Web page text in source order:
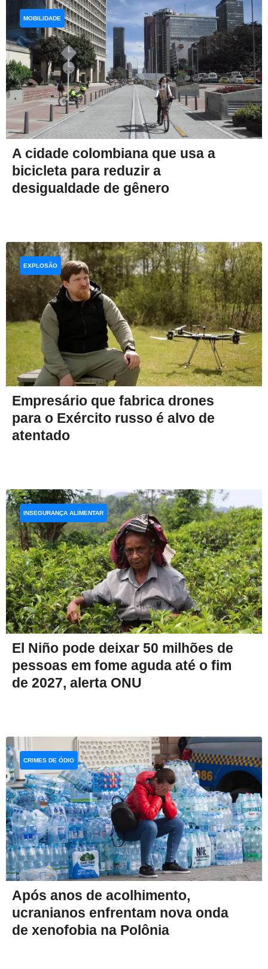
A cidade colombiana que usa a
bicicleta para reduzir a
desigualdade de gênero
MOBILIDADE
Empresário que fabrica drones
para o Exército russo é alvo de
atentado
EXPLOSÃO
El Niño pode deixar 50 milhões de
pessoas em fome aguda até o fim
de 2027, alerta ONU
INSEGURANÇA ALIMENTAR
Após anos de acolhimento,
ucranianos enfrentam nova onda
de xenofobia na Polônia
CRIMES DE ÓDIO